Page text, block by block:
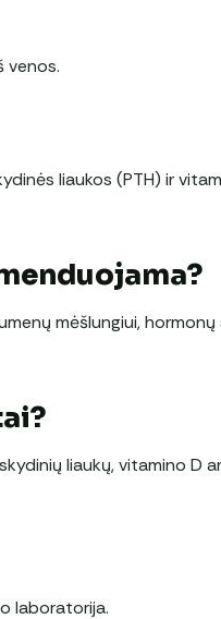
venos.
liaukos (PTH) ir
mėšlungiui,
liaukų, vitamino D
laboratorija.